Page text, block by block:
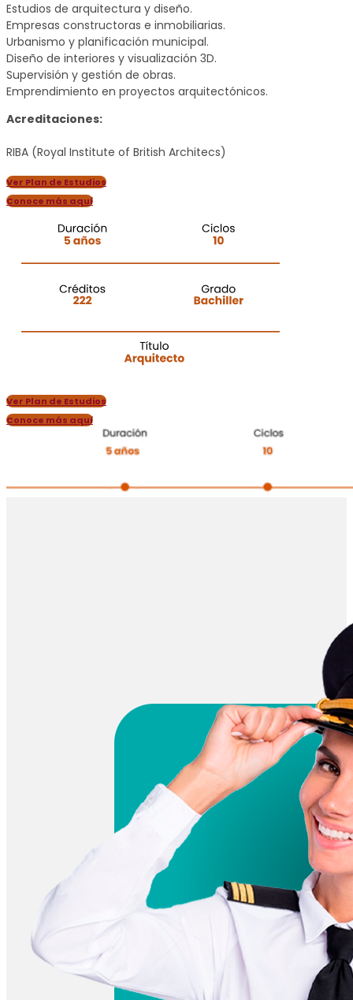
Estudios de arquitectura y diseño.
Empresas constructoras e inmobiliarias.
Urbanismo y planificación municipal.
Diseño de interiores y visualización 3D.
Supervisión y gestión de obras.
Emprendimiento en proyectos arquitectónicos.
Acreditaciones:
RIBA (Royal Institute of British Architecs)
Ver Plan de Estudios
Conoce más aquí
Ver Plan de Estudios
Conoce más aquí